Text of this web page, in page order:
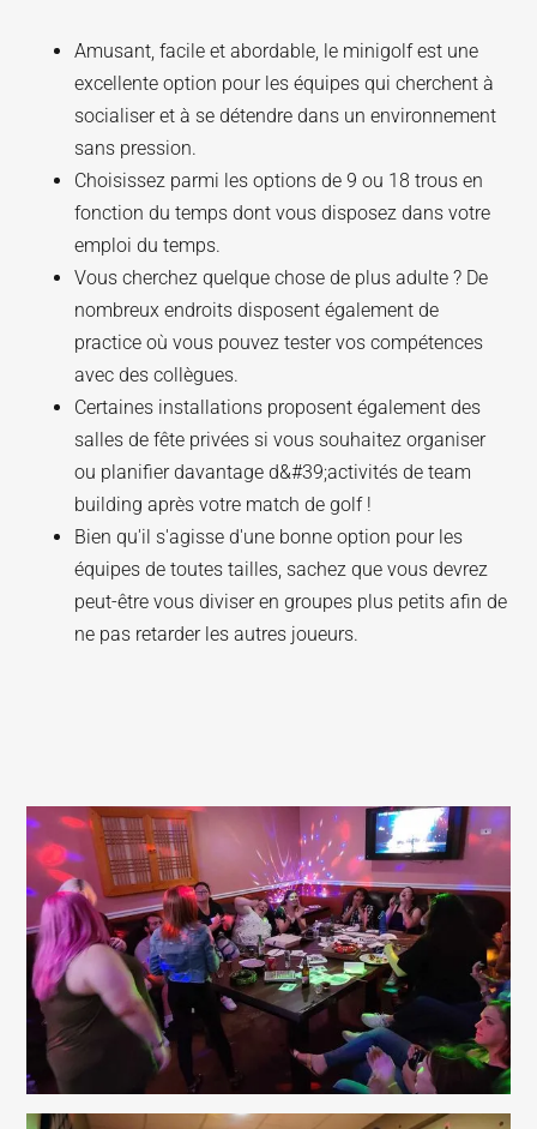
Amusant, facile et abordable, le minigolf est une
excellente option pour les équipes qui cherchent à
socialiser et à se détendre dans un environnement
sans pression.
Choisissez parmi les options de 9 ou 18 trous en
fonction du temps dont vous disposez dans votre
emploi du temps.
Vous cherchez quelque chose de plus adulte ? De
nombreux endroits disposent également de
practice où vous pouvez tester vos compétences
avec des collègues.
Certaines installations proposent également des
salles de fête privées si vous souhaitez organiser
ou planifier davantage d&#39;activités de team
building après votre match de golf !
Bien qu'il s'agisse d'une bonne option pour les
équipes de toutes tailles, sachez que vous devrez
peut-être vous diviser en groupes plus petits afin de
ne pas retarder les autres joueurs.